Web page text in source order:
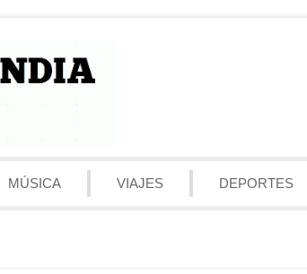
MÚSICA VIAJES DEPORTES